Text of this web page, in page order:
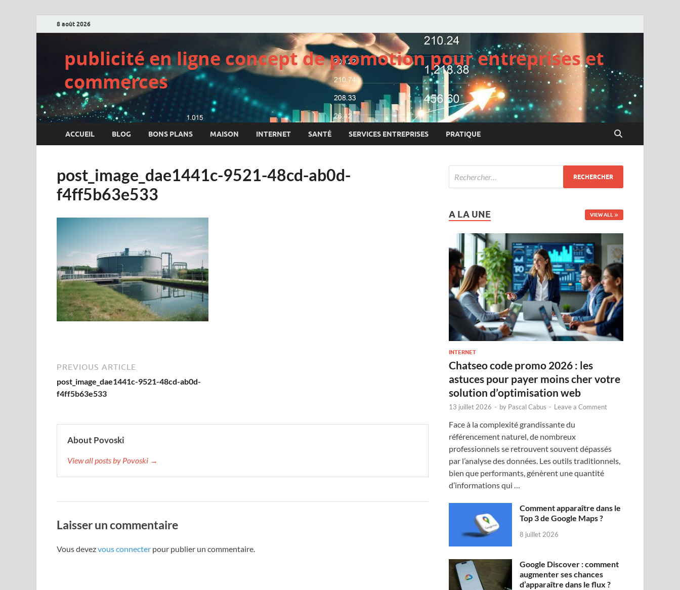
8 août 2026
publicité en ligne concept de promotion pour entreprises et
commerces
cyberconcept.net
ACCUEIL BLOG BONS PLANS MAISON INTERNET SANTÉ SERVICES ENTREPRISES PRATIQUE
post_image_dae1441c-9521-48cd-ab0d-
f4ff5b63e533
PREVIOUS ARTICLE
post_image_dae1441c-9521-48cd-ab0d-
f4ff5b63e533
About Povoski
View all posts by Povoski →
Laisser un commentaire
Vous devezvous connecter pour publier un commentaire.
A LA UNE VIEW ALL
INTERNET
Chatseo code promo 2026 : les
astuces pour payer moins cher votre
solution d’optimisation web
13 juillet 2026 - by Pascal Cabus - Leave a Comment
Face à la complexité grandissante du
référencement naturel, de nombreux
professionnels se retrouvent souvent dépassés
par l’analyse des données. Les outils traditionnels,
bien que performants, génèrent une quantité
d’informations qui …
Comment apparaître dans le
Top 3 de Google Maps ?
8 juillet 2026
Google Discover : comment
augmenter ses chances
d’apparaître dans le flux ?